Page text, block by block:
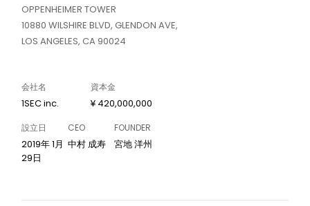
OPPENHEIMER TOWER
10880 WILSHIRE BLVD, GLENDON AVE,
LOS ANGELES, CA 90024
会社名
1SEC inc.
資本金
¥ 420,000,000
設立日
2019年 1月
29日
CEO
中村 成寿
FOUNDER
宮地 洋州